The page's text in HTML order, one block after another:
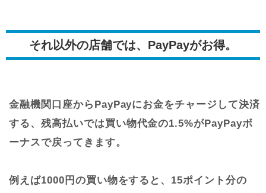
それ以外の店舗では、PayPayがお得。
金融機関口座からPayPayにお金をチャージして決済
する、残高払いでは買い物代金の1.5%がPayPayボ
ーナスで戻ってきます。
例えば1000円の買い物をすると、15ポイント分の